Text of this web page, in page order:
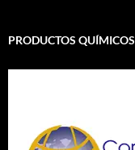
PRODUCTOS QUÍMICOS